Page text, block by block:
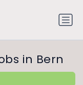
in Bern